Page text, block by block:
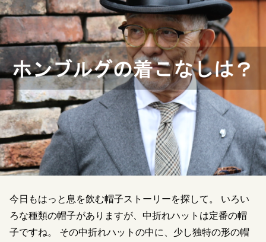
今日もはっと息を飲む帽子ストーリーを探して。 いろい
ろな種類の帽子がありますが、中折れハットは定番の帽
子ですね。 その中折れハットの中に、少し独特の形の帽